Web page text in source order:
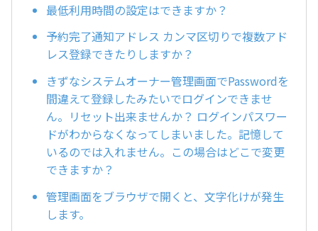
最低利用時間の設定はできますか？
予約完了通知アドレス カンマ区切りで複数アド
レス登録できたりしますか？
きずなシステムオーナー管理画面でPasswordを
間違えて登録したみたいでログインできませ
ん。リセット出来ませんか？ ログインパスワー
ドがわからなくなってしまいました。記憶して
いるのでは入れません。この場合はどこで変更
できますか？
管理画面をブラウザで開くと、文字化けが発生
します。